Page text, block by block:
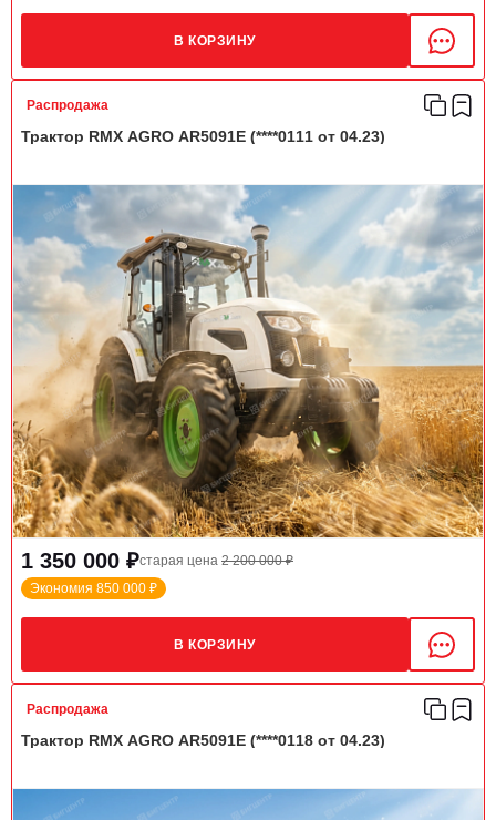
В КОРЗИНУ
Распродажа
Трактор RMX AGRO AR5091E (****0111 от 04.23)
1 350 000 ₽старая цена 2 200 000 ₽
Экономия 850 000 ₽
В КОРЗИНУ
Распродажа
Трактор RMX AGRO AR5091E (****0118 от 04.23)